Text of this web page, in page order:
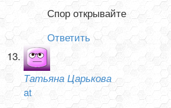
Спор открывайте
Ответить
Татьяна Царькова
at